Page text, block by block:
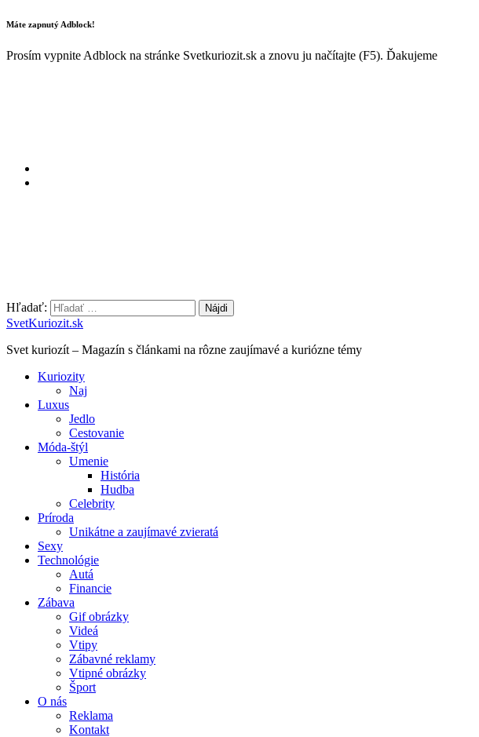
Máte zapnutý Adblock!
Prosím vypnite Adblock na stránke Svetkuriozit.sk a znovu ju načítajte (F5). Ďakujeme
Hľadať:
SvetKuriozit.sk
Svet kuriozít – Magazín s článkami na rôzne zaujímavé a kuriózne témy
Kuriozity
Naj
Luxus
Jedlo
Cestovanie
Móda-štýl
Umenie
História
Hudba
Celebrity
Príroda
Unikátne a zaujímavé zvieratá
Sexy
Technológie
Autá
Financie
Zábava
Gif obrázky
Videá
Vtipy
Zábavné reklamy
Vtipné obrázky
Šport
O nás
Reklama
Kontakt